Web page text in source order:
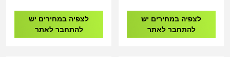
לצפיה במחירים יש
להתחבר לאתר
לצפיה במחירים יש
להתחבר לאתר